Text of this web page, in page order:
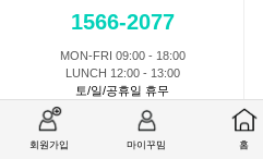
회원가입 마이꾸밈 홈
1566-2077
MON-FRI 09:00 - 18:00
LUNCH 12:00 - 13:00
토/일/공휴일 휴무